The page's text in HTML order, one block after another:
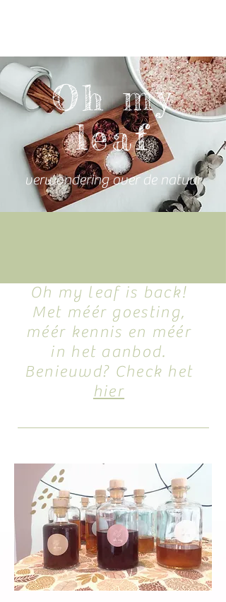
Oh my
leaf
verwondering over de natuur
Oh my leaf is back!
Met méér goesting,
méér kennis en méér
in het aanbod.
Benieuwd? Check het
hier